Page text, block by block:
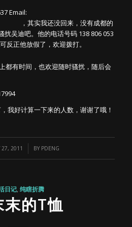
Email:
，其实我还没回来，没有成都的
扰吴迪吧。他的电话号码 138 806 053
反正他放假了，欢迎拨打。
都有时间，也欢迎随时骚扰，随后会
我好计算一下来的人数，谢谢了哦！
27, 2011 BY PDENG
日记,纯瞎折腾
末的T恤